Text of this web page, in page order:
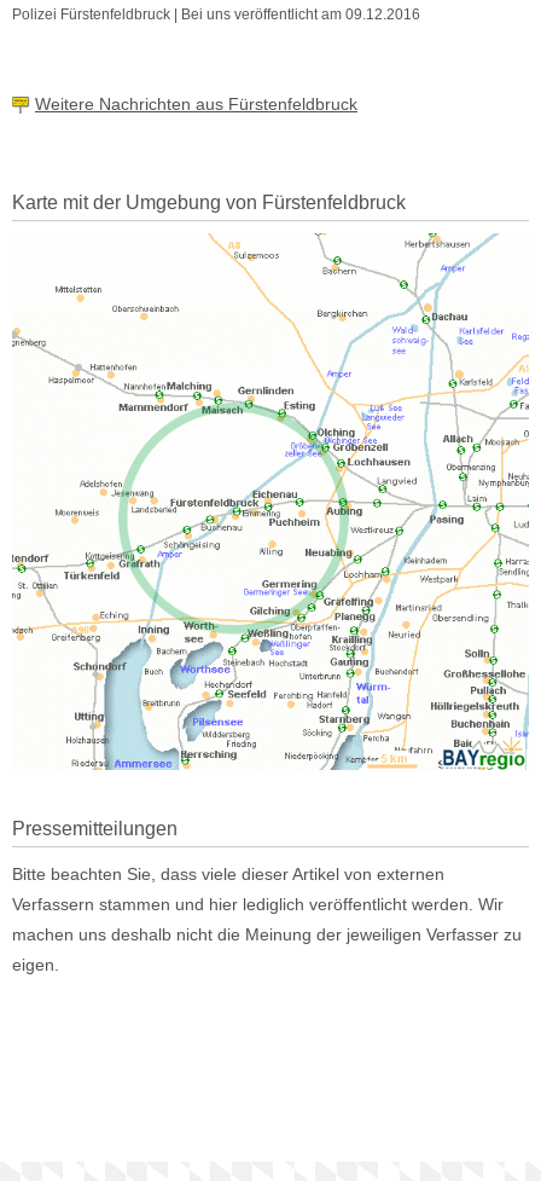
Polizei Fürstenfeldbruck | Bei uns veröffentlicht am 09.12.2016
Weitere Nachrichten aus Fürstenfeldbruck
Karte mit der Umgebung von Fürstenfeldbruck
Pressemitteilungen
Bitte beachten Sie, dass viele dieser Artikel von externen
Verfassern stammen und hier lediglich veröffentlicht werden. Wir
machen uns deshalb nicht die Meinung der jeweiligen Verfasser zu
eigen.